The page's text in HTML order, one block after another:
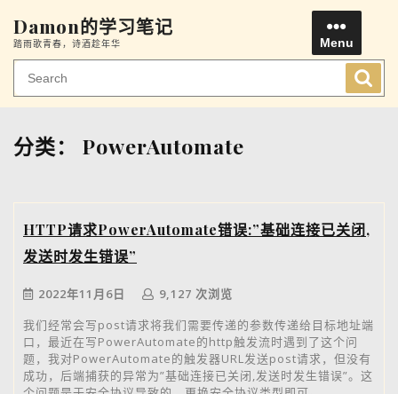
to
content
Damon的学习笔记
踏雨歌青春，诗酒趁年华 Menu
分类： PowerAutomate
HTTP请求PowerAutomate错误:”基础连接已关闭,
发送时发生错误”
2022年11月6日
9,127 次浏览
我们经常会写post请求将我们需要传递的参数传递给目标地址端
口，最近在写PowerAutomate的http触发流时遇到了这个问
题，我对PowerAutomate的触发器URL发送post请求，但没有
成功，后端捕获的异常为”基础连接已关闭,发送时发生错误”。这